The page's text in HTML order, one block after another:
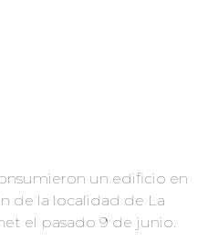
un edificio en
de la localidad de La
el pasado 9 de junio.